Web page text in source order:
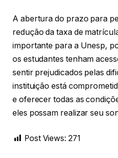
A abertura do prazo para
redução da taxa de
importante para a Unesp,
os estudantes tenham
sentir prejudicados pelas
instituição está
e oferecer todas as
eles possam realizar seu
Post Views: 271